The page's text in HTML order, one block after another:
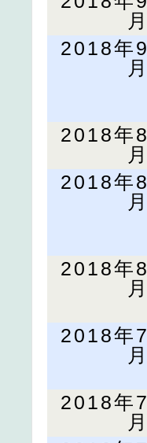
月
2018年9
月
2018年8
月
2018年8
月
2018年8
月
2018年7
月
2018年7
月